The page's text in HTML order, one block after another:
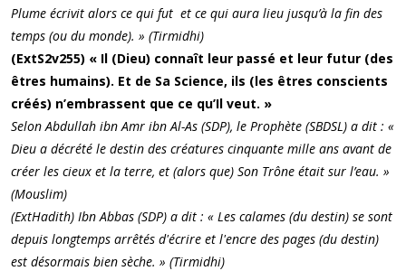
Plume écrivit alors ce qui fut et ce qui aura lieu jusqu’à la fin des
temps (ou du monde). » (Tirmidhi)
(ExtS2v255) « Il (Dieu) connaît leur passé et leur futur (des
êtres humains). Et de Sa Science, ils (les êtres conscients
créés) n’embrassent que ce qu’Il veut. »
Selon Abdullah ibn Amr ibn Al-As (SDP), le Prophète (SBDSL) a dit : «
Dieu a décrété le destin des créatures cinquante mille ans avant de
créer les cieux et la terre, et (alors que) Son Trône était sur l’eau. »
(Mouslim)
(ExtHadith) Ibn Abbas (SDP) a dit : « Les calames (du destin) se sont
depuis longtemps arrêtés d'écrire et l'encre des pages (du destin)
est désormais bien sèche. » (Tirmidhi)